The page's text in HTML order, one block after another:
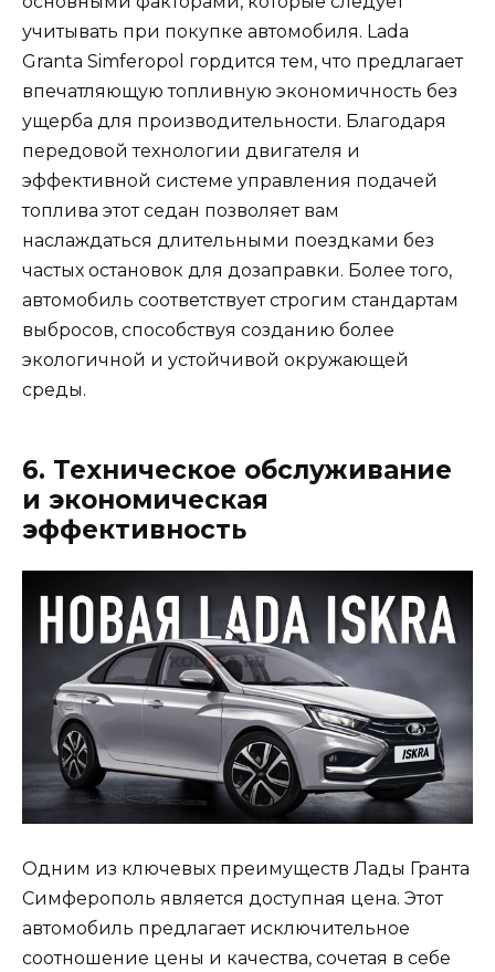
учитывать при покупке автомобиля. Lada
Granta Simferopol гордится тем, что предлагает
впечатляющую топливную экономичность без
ущерба для производительности. Благодаря
передовой технологии двигателя и
эффективной системе управления подачей
топлива этот седан позволяет вам
наслаждаться длительными поездками без
частых остановок для дозаправки. Более того,
автомобиль соответствует строгим стандартам
выбросов, способствуя созданию более
экологичной и устойчивой окружающей
среды.
6. Техническое обслуживание
и экономическая
эффективность
Одним из ключевых преимуществ Лады Гранта
Симферополь является доступная цена. Этот
автомобиль предлагает исключительное
соотношение цены и качества, сочетая в себе